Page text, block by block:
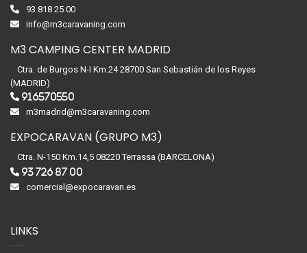
93 818 25 00
info@m3caravaning.com
M3 CAMPING CENTER MADRID
Ctra. de Burgos N-I Km.24 28700 San Sebastián de los Reyes
(MADRID)
916570550
m3madrid@m3caravaning.com
EXPOCARAVAN (GRUPO M3)
Ctra. N-150 Km.14,5 08220 Terrassa (BARCELONA)
93 726 87 00
comercial@expocaravan.es
LINKS